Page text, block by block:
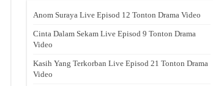
Anom Suraya Live Episod 12 Tonton Drama Video
Cinta Dalam Sekam Live Episod 9 Tonton Drama
Video
Kasih Yang Terkorban Live Episod 21 Tonton Drama
Video